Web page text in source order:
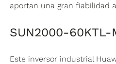
aportan una gran fiabilidad
SUN2000-60KTL-
Este inversor industrial